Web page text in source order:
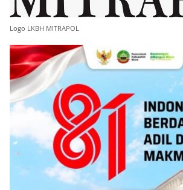
Logo LKBH MITRAPOL